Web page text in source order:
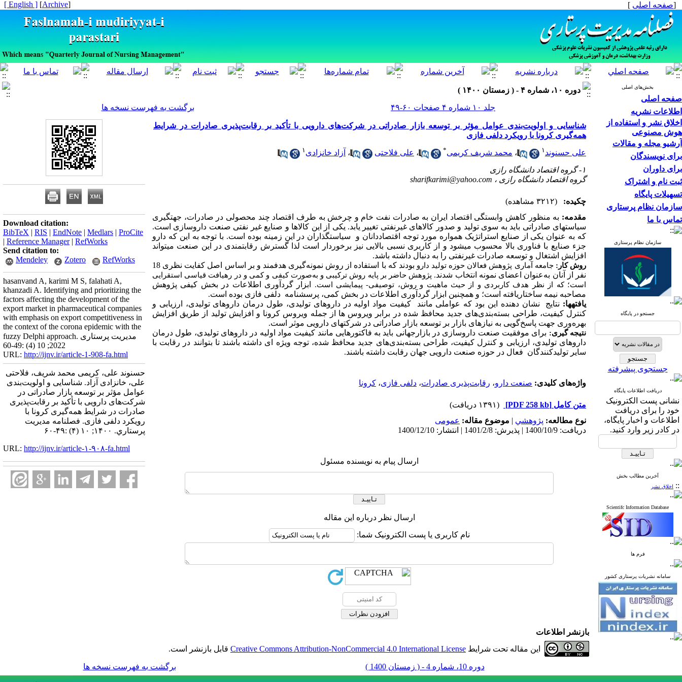
[صفحه اصلی ]
[
Archive
]
[ English ]
بخش‌های اصلی
صفحه اصلی
اطلاعات نشریه
اخلاق نشر و استفاده از
هوش مصنوعی
آرشیو مجله و مقالات
برای نویسندگان
برای داوران
ثبت نام و اشتراک
تسهیلات پایگاه
سازمان نظام پرستاری
تماس با ما
سازمان نظام پرستاری
جستجو در پایگاه
جستجوی پیشرفته
دریافت اطلاعات پایگاه
نشانی پست الکترونیک
خود را برای دریافت
اطلاعات و اخبار پایگاه،
در کادر زیر وارد کنید.
آخرین مطالب بخش
:: اخلاق نشر
Scientifc Information Database
فرم ها
سامانه نشریات پرستاری کشور
دوره ۱۰، شماره ۴ - ( زمستان ۱۴۰۰ )
جلد ۱۰ شماره ۴ صفحات ۶۰-۴۹
برگشت به فهرست نسخه ها
شناسایی و اولویت‌بندی عوامل مؤثر بر توسعه بازار صادراتی در شرکت‌های دارویی با تأکید بر رقابت‌پذیری صادرات در شرایط
همه‌گیری کرونا با رویکرد دلفی فازی
علی حسنوند ۱ ، محمد شریف کریمی* ، علی فلاحتی ، آزاد خانزادی ۱
۱- گروه اقتصاد دانشگاه رازی
گروه اقتصاد دانشگاه رازی ، sharifkarimi@yahoo.com
چکیده:
(۳۲۱۲ مشاهده)
مقدمه: به منظور کاهش وابستگی اقتصاد ایران به صادرات نفت خام و چرخش به طرف اقتصاد چند محصولی در صادرات، جهت­گیری
سیاست­های صادراتی باید به سوی تولید و صدور کالاهای غیرنفتی تغییر یابد. یکی از این کالاها و صنایع غیر نفتی صنعت داروسازی است.
که به عنوان یکی از صنایع استراتژیک همواره مورد توجه اقتصاددانان و سیاست­گذاران در این زمینه بوده است. با توجه به این که دارو
جزء صنایع با فناوری بالا محسوب می­شود و از کاربری نسبی بالایی نیز برخوردار است لذا گسترش رقابتمندی در این صنعت می­تواند
افزایش اشتغال و توسعه صادرات غیرنفتی را به دنبال داشته باشد.
روش کار: جامعه آماری پژوهش فعالان حوزه تولید دارو
بودند که با استفاده از روش نمونه‌گیری ‌هدفمند و بر ‌اساس اصل کفایت نظری 18
نفر از آنان به‌عنوان اعضای نمونه انتخاب شدند. پژوهش حاضر بر پایه روش ترکیبی و به‌صورت کیفی و کمی و در رهیافت قیاسی استقرا‌یی
است؛ که از نظر هدف کاربردی و از حیث ماهیت و روش، توصیفی- پیمایشی است.
ابزار گردآوری اطلاعات در بخش کیفی پژوهش
مصاحبه نیمه ساختاریافته است؛ و همچنین ابزار گردآوری اطلاعات در بخش کمی، پرسشنامه دلفی فازی بوده است.
یافته­ها: نتایج نشان دهنده این بود که عواملی مانند کیفیت مواد اولیه در داروهای تولیدی، طول درمان داروهای تولیدی، ارزیابی و
کنترل کیفیت، طراحی بسته‌بندی‌های جدید محافظ شده در برابر ویروس ها از جمله ویروس کرونا و افزایش تولید از طریق افزایش
بهره‌وری جهت پاسخ‌گویی به نیازهای بازار بر توسعه بازار صادراتی در شرکت­های دارویی موثر است.
نتیجه­ گیری: برای موفقیت صنعت داروسازی در بازارجهانی باید به فاکتورهایی مانند کیفیت مواد اولیه در داروهای تولیدی، طول درمان
داروهای تولیدی، ارزیابی و کنترل کیفیت، طراحی بسته‌بندی‌های جدید محافظ شده، توجه ویژه ای داشته باشند تا بتوانند در رقابت با
سایر تولیدکنندگان فعال در حوزه صنعت دارویی جهان رقابت داشته باشند.
واژه‌های کلیدی: صنعت دارو، رقابت‌پذیری صادرات، دلفی فازی، کرونا
متن کامل [PDF 258 kb]
(۱۳۹۱ دریافت)
نوع مطالعه: پژوهشي | موضوع مقاله: عمومى
دریافت: 1400/10/9 | پذیرش: 1401/2/8 | انتشار: 1400/12/10
ارسال پیام به نویسنده مسئول
ارسال نظر درباره این مقاله
نام کاربری یا پست الکترونیک شما:
Download citation:
BibTeX | RIS | EndNote | Medlars | ProCite
| Reference Manager| RefWorks
Send citation to:
Mendeley
Zotero RefWorks
hasanvand A, karimi M S, falahati A,
khanzadi A. Identifying and prioritizing the
factors affecting the development of the
export market in pharmaceutical companies
with emphasis on export competitiveness in
the context of the corona epidemic with the
fuzzy Delphi approach. مدیریت پرستاری
2022; 10 (4) :49-60
URL: http://ijnv.ir/article-1-908-fa.html
حسنوند علی، کریمی محمد شریف، فلاحتی
علی، خانزادی آزاد. شناسایی و اولویت‌بندی
عوامل مؤثر بر توسعه بازار صادراتی در
شرکت‌های دارویی با تأکید بر رقابت‌پذیری
صادرات در شرایط همه‌گیری کرونا با
رویکرد دلفی فازی. فصلنامه مديريت
پرستاري. ۱۴۰۰; ۱۰ (۴) :۴۹-۶۰
URL: http://ijnv.ir/article-۱-۹۰۸-fa.html
بازنشر اطلاعات
این مقاله تحت شرایط Creative Commons Attribution-NonCommercial 4.0 International License قابل بازنشر است.
دوره 10، شماره 4 - ( زمستان 1400 ) برگشت به فهرست نسخه ها